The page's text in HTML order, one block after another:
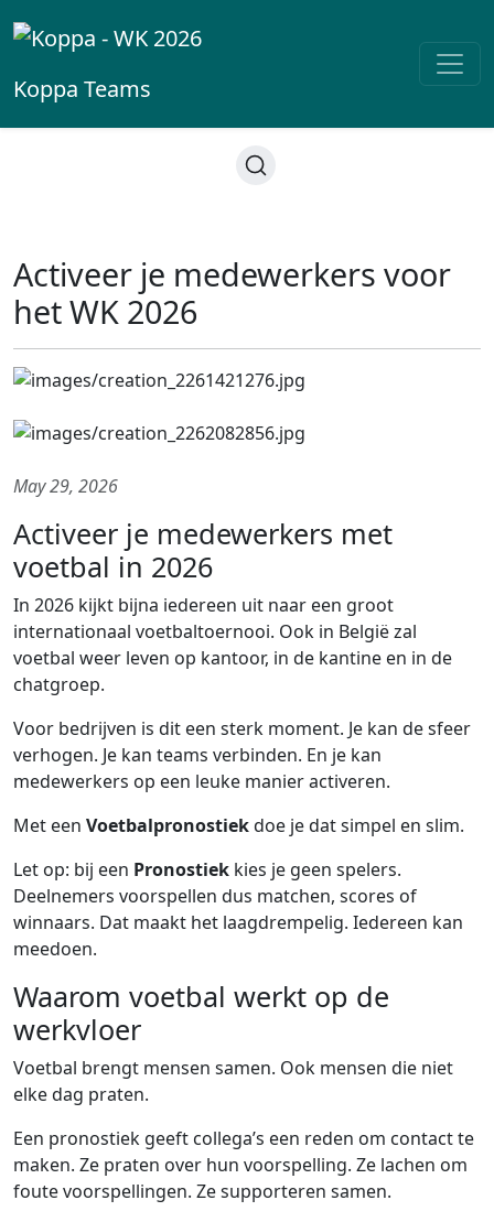
Koppa Teams
Activeer je medewerkers voor
het WK 2026
May 29, 2026
Activeer je medewerkers met
voetbal in 2026
In 2026 kijkt bijna iedereen uit naar een groot
internationaal voetbaltoernooi. Ook in België zal
voetbal weer leven op kantoor, in de kantine en in de
chatgroep.
Voor bedrijven is dit een sterk moment. Je kan de sfeer
verhogen. Je kan teams verbinden. En je kan
medewerkers op een leuke manier activeren.
Met een Voetbalpronostiekdoe je dat simpel en slim.
Let op: bij een Pronostiek kies je geen spelers.
Deelnemers voorspellen dus matchen, scores of
winnaars. Dat maakt het laagdrempelig. Iedereen kan
meedoen.
Waarom voetbal werkt op de
werkvloer
Voetbal brengt mensen samen. Ook mensen die niet
elke dag praten.
Een pronostiek geeft collega’s een reden om contact te
maken. Ze praten over hun voorspelling. Ze lachen om
foute voorspellingen. Ze supporteren samen.